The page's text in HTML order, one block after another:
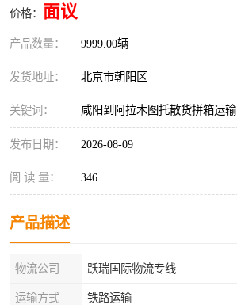
价格： 面议
产品数量： 9999.00辆
发货地址： 北京市朝阳区
关键词： 咸阳到阿拉木图托散货拼箱运输
发布日期： 2026-08-09
阅 读 量： 346
产品描述
物流公司 跃瑞国际物流专线
运输方式 铁路运输